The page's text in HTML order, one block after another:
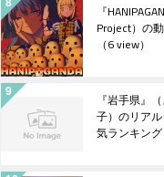
『
Project）の
（6 view）
『岩手県』
子）のリア
気ランキング